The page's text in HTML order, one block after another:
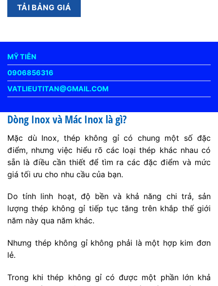
MỸ TIÊN
0906856316
VATLIEUTITAN@GMAIL.COM
Dòng Inox và Mác Inox là gì?
Mặc dù Inox, thép không gỉ có chung một số đặc
điểm, nhưng việc hiểu rõ các loại thép khác nhau có
sẵn là điều cần thiết để tìm ra các đặc điểm và mức
giá tối ưu cho nhu cầu của bạn.
Do tính linh hoạt, độ bền và khả năng chi trả, sản
lượng thép không gỉ tiếp tục tăng trên khắp thế giới
năm này qua năm khác.
Nhưng thép không gỉ không phải là một hợp kim đơn
lẻ.
Trong khi thép không gỉ có được một phần lớn khả